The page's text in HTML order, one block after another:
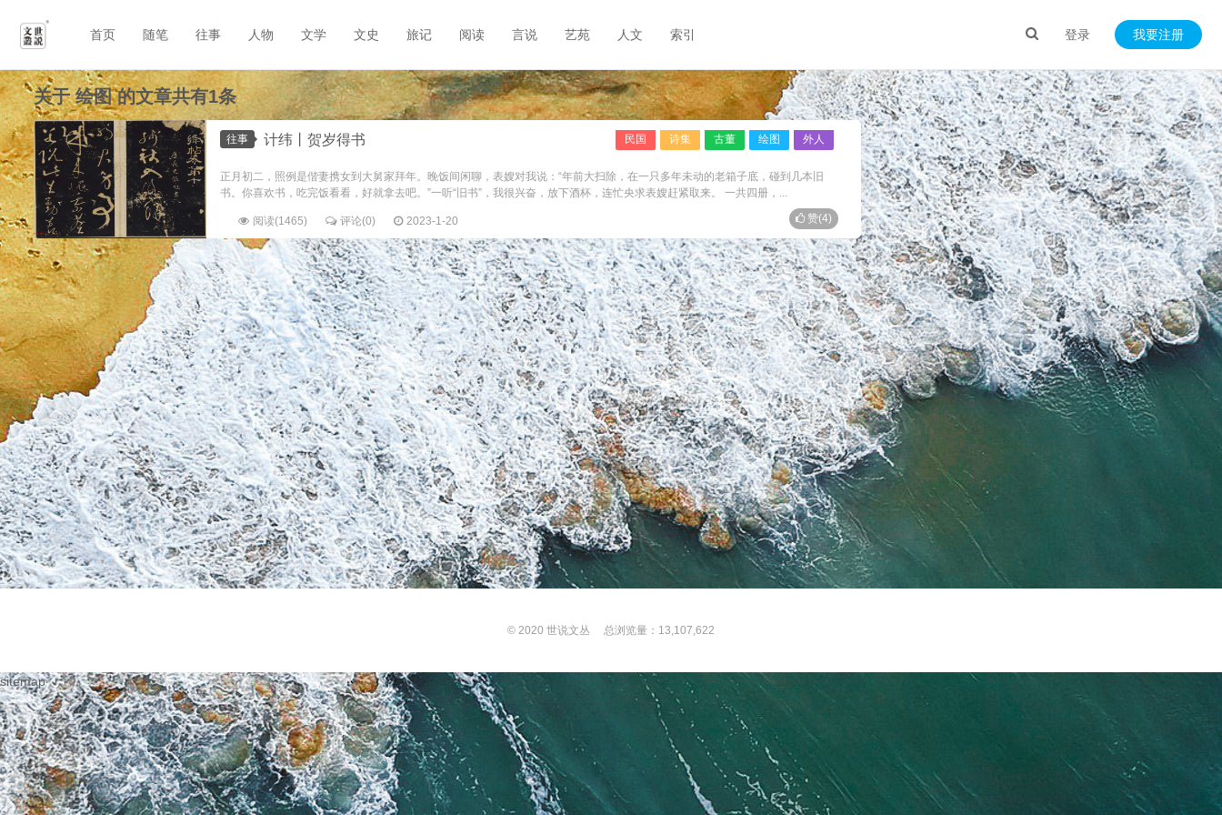
登录 我要注册
首页 随笔 往事 人物 文学 文史 旅记 阅读 言说 艺苑 人文 索引
关于绘图的文章共有1条
往事 民国 诗集 古董 绘图 外人
计纬丨贺岁得书
正月初二，照例是偕妻携女到大舅家拜年。晚饭间闲聊，表嫂对我说：“年前大扫除，在一只多年未动的老箱子底，碰到几本旧
书。你喜欢书，吃完饭看看，好就拿去吧。”一听“旧书”，我很兴奋，放下酒杯，连忙央求表嫂赶紧取来。 一共四册，...
阅读(1465) 评论(0) 2023-1-20 赞(4)
© 2020 世说文丛 总浏览量：13,107,622
sitemap